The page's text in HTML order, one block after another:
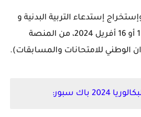
إستدعاء التربية البدنية و
الرياضية إبتداء من 15 أو 16 أفريل 2024، من المنصة
الوطني للامتحانات والمسابقات).
باك سبور: